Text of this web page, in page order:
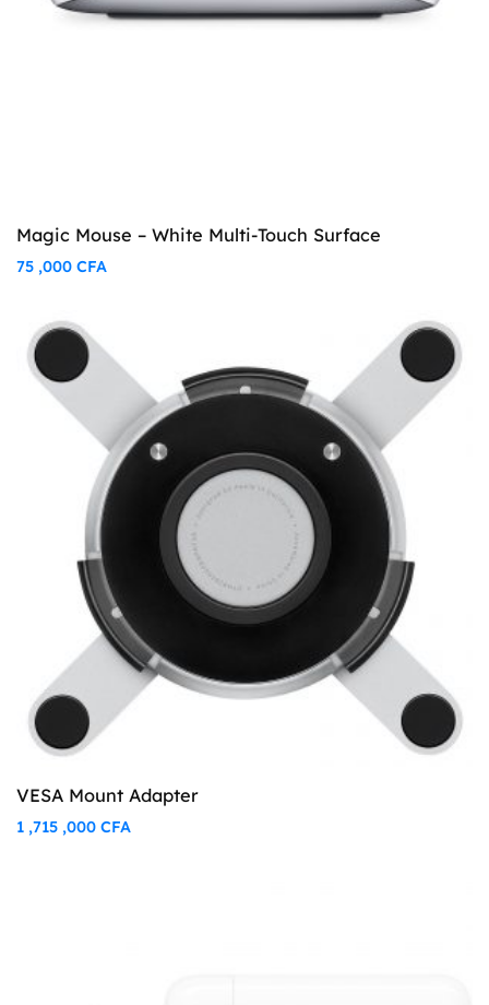
Magic Mouse – White Multi-Touch Surface
75 ,000 CFA
VESA Mount Adapter
1 ,715 ,000 CFA